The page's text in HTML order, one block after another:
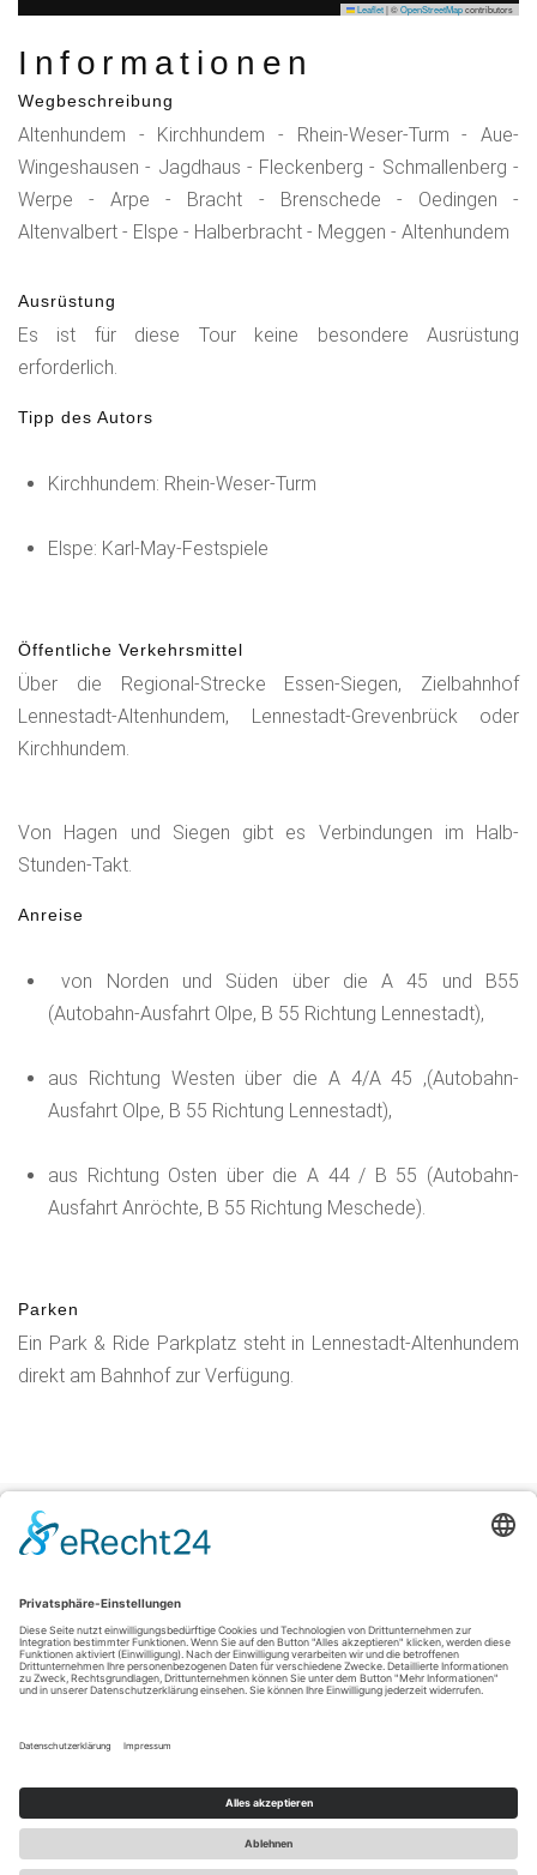
Leaflet|©OpenStreetMapcontributors
Informationen
Wegbeschreibung
Altenhundem - Kirchhundem - Rhein-Weser-Turm - Aue-
Wingeshausen - Jagdhaus - Fleckenberg - Schmallenberg -
Werpe - Arpe - Bracht - Brenschede - Oedingen -
Altenvalbert - Elspe - Halberbracht - Meggen - Altenhundem
Ausrüstung
Es ist für diese Tour keine besondere Ausrüstung
erforderlich.
Tipp des Autors
Kirchhundem: Rhein-Weser-Turm
Elspe: Karl-May-Festspiele
Öffentliche Verkehrsmittel
Über die Regional-Strecke Essen-Siegen, Zielbahnhof
Lennestadt-Altenhundem, Lennestadt-Grevenbrück oder
Kirchhundem.
Von Hagen und Siegen gibt es Verbindungen im Halb-
Stunden-Takt.
Anreise
von Norden und Süden über die A 45 und B55
(Autobahn-Ausfahrt Olpe, B 55 Richtung Lennestadt),
aus Richtung Westen über die A 4/A 45 ,(Autobahn-
Ausfahrt Olpe, B 55 Richtung Lennestadt),
aus Richtung Osten über die A 44 / B 55 (Autobahn-
Ausfahrt Anröchte, B 55 Richtung Meschede).
Parken
Ein Park & Ride Parkplatz steht in Lennestadt-Altenhundem
direkt am Bahnhof zur Verfügung.
Impressum|Datenschutzerklärung|Barrierefreiheitserklärung|
Kontakt
Sauerland-Tourismus e.V.
Cookie-Einstellungen